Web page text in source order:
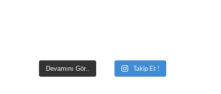
Devamını Gör.. Takip Et !